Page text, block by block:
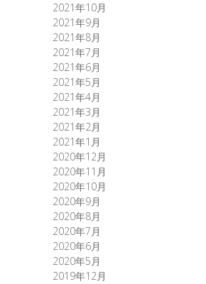
2021年10月
2021年9月
2021年8月
2021年7月
2021年6月
2021年5月
2021年4月
2021年3月
2021年2月
2021年1月
2020年12月
2020年11月
2020年10月
2020年9月
2020年8月
2020年7月
2020年6月
2020年5月
2019年12月